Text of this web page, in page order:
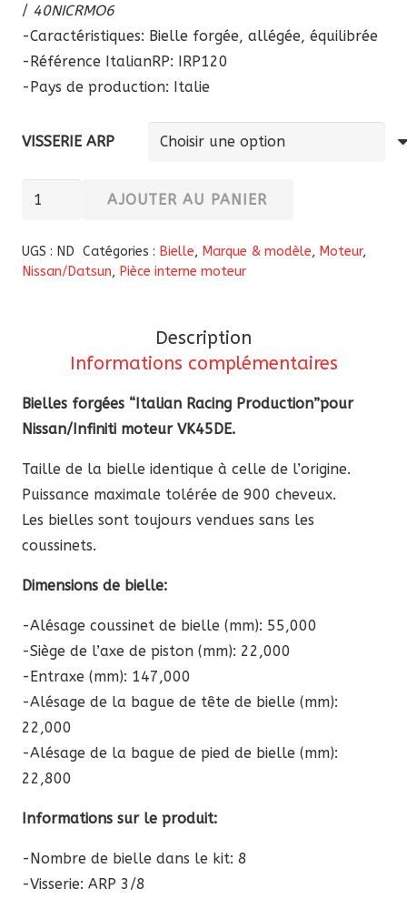
/ 40NICRMO6
-Caractéristiques: Bielle forgée, allégée, équilibrée
-Référence ItalianRP: IRP120
-Pays de production: Italie
VISSERIE ARP
quantité
Bielles
forgées
moteur
VK45DE
AJOUTER AU PANIER
UGS : ND Catégories : Bielle, Marque & modèle, Moteur,
Nissan/Datsun, Pièce interne moteur
Description
Informations complémentaires
Bielles forgées “Italian Racing Production”pour
Nissan/Infiniti moteur VK45DE.
Taille de la bielle identique à celle de l’origine.
Puissance maximale tolérée de 900 cheveux.
Les bielles sont toujours vendues sans les
coussinets.
Dimensions de bielle:
-Alésage coussinet de bielle (mm): 55,000
-Siège de l’axe de piston (mm): 22,000
-Entraxe (mm): 147,000
-Alésage de la bague de tête de bielle (mm):
22,000
-Alésage de la bague de pied de bielle (mm):
22,800
Informations sur le produit:
-Nombre de bielle dans le kit: 8
-Visserie: ARP 3/8